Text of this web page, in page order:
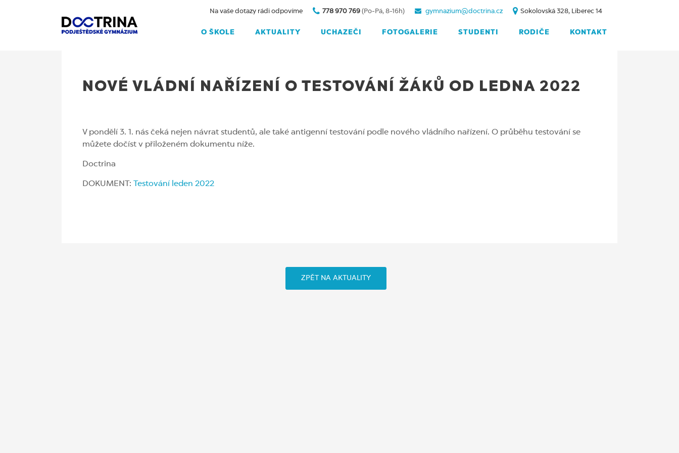
O ŠKOLE AKTUALITY UCHAZEČI FOTOGALERIE STUDENTI RODIČE KONTAKT
Na vaše dotazy rádi odpovíme 778 970 769 (Po-Pá, 8-16h) gymnazium@doctrina.cz Sokolovská 328, Liberec 14
NOVÉ VLÁDNÍ NAŘÍZENÍ O TESTOVÁNÍ ŽÁKŮ OD LEDNA 2022
V pondělí 3. 1. nás čeká nejen návrat studentů, ale také antigenní testování podle nového vládního nařízení. O průběhu testování se
můžete dočíst v přiloženém dokumentu níže.
Doctrina
DOKUMENT: Testování leden 2022
ZPĚT NA AKTUALITY